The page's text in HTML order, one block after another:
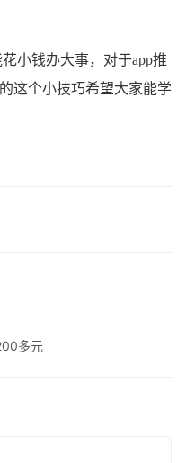
小钱办大事，对于app推
这个小技巧希望大家能学
多元